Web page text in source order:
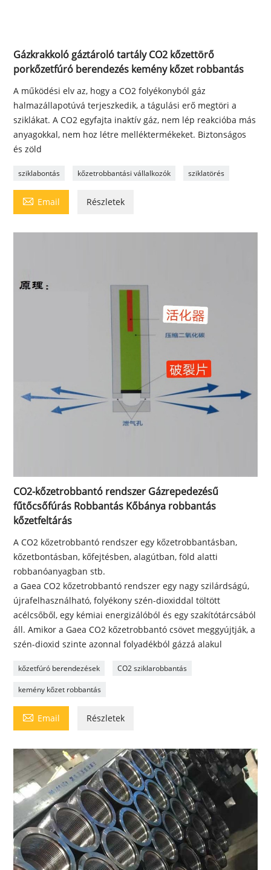
Gázkrakkoló gáztároló tartály CO2 kőzettörő
porkőzetfúró berendezés kemény kőzet robbantás
A működési elv az, hogy a CO2 folyékonyból gáz
halmazállapotúvá terjeszkedik, a tágulási erő megtöri a
sziklákat. A CO2 egyfajta inaktív gáz, nem lép reakcióba más
anyagokkal, nem hoz létre melléktermékeket. Biztonságos
és zöld
sziklabontás kőzetrobbantási vállalkozók sziklatörés
 Email Részletek
CO2-kőzetrobbantó rendszer Gázrepedezésű
fűtőcsőfúrás Robbantás Kőbánya robbantás
kőzetfeltárás
A CO2 kőzetrobbantó rendszer egy kőzetrobbantásban,
kőzetbontásban, kőfejtésben, alagútban, föld alatti
robbanóanyagban stb.
a Gaea CO2 kőzetrobbantó rendszer egy nagy szilárdságú,
újrafelhasználható, folyékony szén-dioxiddal töltött
acélcsőből, egy kémiai energizálóból és egy szakítótárcsából
áll. Amikor a Gaea CO2 kőzetrobbantó csövet meggyújtják, a
szén-dioxid szinte azonnal folyadékból gázzá alakul
kőzetfúró berendezések CO2 sziklarobbantás
kemény kőzet robbantás
 Email Részletek